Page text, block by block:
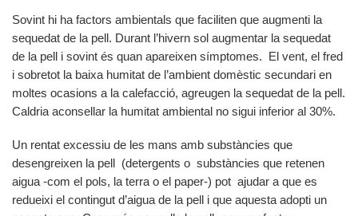
Sovint hi ha factors ambientals que faciliten que augmenti la
sequedat de la pell. Durant l’hivern sol augmentar la sequedat
de la pell i sovint és quan apareixen símptomes. El vent, el fred
i sobretot la baixa humitat de l’ambient domèstic secundari en
moltes ocasions a la calefacció, agreugen la sequedat de la pell.
Caldria aconsellar la humitat ambiental no sigui inferior al 30%.
Un rentat excessiu de les mans amb substàncies que
desengreixen la pell (detergents o substàncies que retenen
aigua -com el pols, la terra o el paper-) pot ajudar a que es
redueixi el contingut d’aigua de la pell i que aquesta adopti un